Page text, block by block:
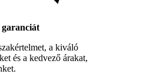
garanciát
a kiváló
és a kedvező árakat,